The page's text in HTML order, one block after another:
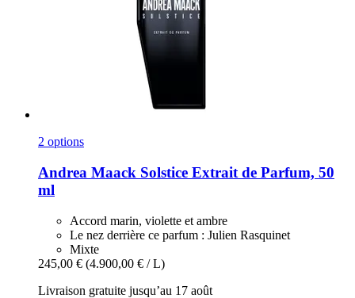
2 options
Andrea Maack Solstice Extrait de Parfum, 50
ml
Accord marin, violette et ambre
Le nez derrière ce parfum : Julien Rasquinet
Mixte
245,00 € (4.900,00 € / L)
Livraison gratuite jusqu’au 17 août